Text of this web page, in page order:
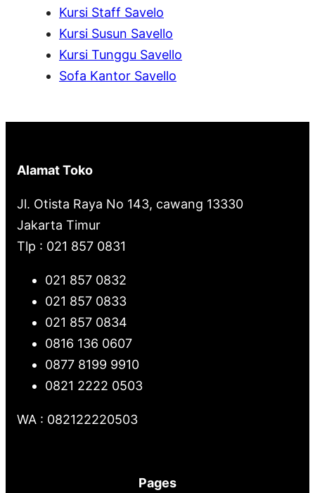
Kursi Staff Savelo
Kursi Susun Savello
Kursi Tunggu Savello
Sofa Kantor Savello
Alamat Toko
Jl. Otista Raya No 143, cawang 13330
Jakarta Timur
Tlp : 021 857 0831
021 857 0832
021 857 0833
021 857 0834
0816 136 0607
0877 8199 9910
0821 2222 0503
WA : 082122220503
Pages